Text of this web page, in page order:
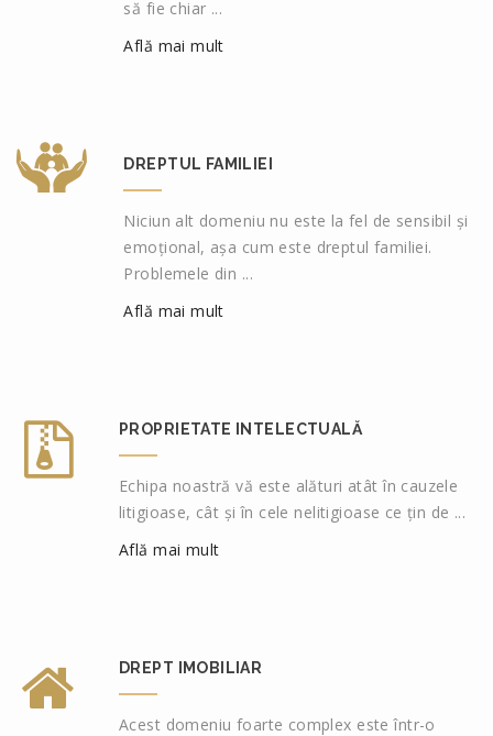
să fie chiar ...
Află mai mult
DREPTUL FAMILIEI
Niciun alt domeniu nu este la fel de sensibil și
emoțional, așa cum este dreptul familiei.
Problemele din ...
Află mai mult
PROPRIETATE INTELECTUALĂ
Echipa noastră vă este alături atât în cauzele
litigioase, cât și în cele nelitigioase ce țin de ...
Află mai mult
DREPT IMOBILIAR
Acest domeniu foarte complex este într-o